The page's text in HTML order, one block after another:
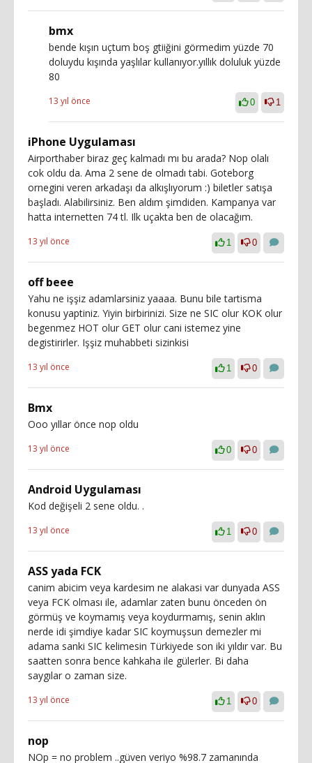
bmx
bende kışın uçtum boş gtiiğini görmedim yüzde 70
doluydu kışında yaşlılar kullanıyor.yıllık doluluk yüzde
80
13 yıl önce 0 1
iPhone Uygulaması
Airporthaber biraz geç kalmadı mı bu arada? Nop olalı
cok oldu da. Ama 2 sene de olmadı tabi. Goteborg
ornegini veren arkadaşı da alkışlıyorum :) biletler satışa
başladı. Alabilirsiniz. Ben aldım şimdiden. Kampanya var
hatta internetten 74 tl. Ilk uçakta ben de olacağım.
13 yıl önce 1 0
off beee
Yahu ne işşiz adamlarsiniz yaaaa. Bunu bile tartisma
konusu yaptiniz. Yiyin birbirinizi. Size ne SIC olur KOK olur
begenmez HOT olur GET olur cani istemez yine
degistirirler. Işşiz muhabbeti sizinkisi
13 yıl önce 1 0
Bmx
Ooo yıllar önce nop oldu
13 yıl önce 0 0
Android Uygulaması
Kod değişeli 2 sene oldu. .
13 yıl önce 1 0
ASS yada FCK
canim abicim veya kardesim ne alakasi var dunyada ASS
veya FCK olması ile, adamlar zaten bunu önceden ön
görmüş ve koymamış veya koydurmamış, senin aklın
nerde idi şimdiye kadar SIC koymuşsun demezler mi
adama sanki SIC kelimesin Türkiyede son iki yıldır var. Bu
saatten sonra bence kahkaha ile gülerler. Bi daha
saygılar o zaman size.
13 yıl önce 1 0
nop
NOp = no problem ..güven veriyo %98.7 zamanında